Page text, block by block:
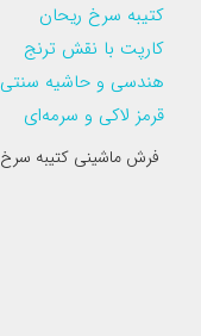
فرش ماشینی کتیبه سرخ